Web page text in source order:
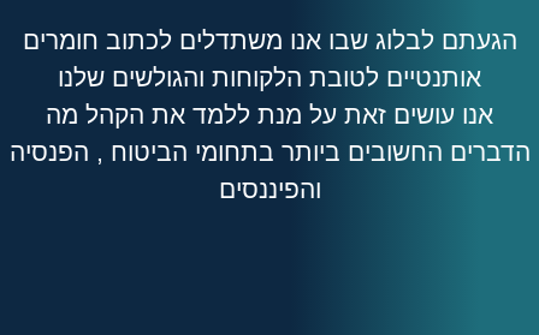
הגעתם לבלוג שבו אנו משתדלים לכתוב חומרים
אותנטיים לטובת הלקוחות והגולשים שלנו
אנו עושים זאת על מנת ללמד את הקהל מה
הדברים החשובים ביותר בתחומי הביטוח , הפנסיה
והפיננסים